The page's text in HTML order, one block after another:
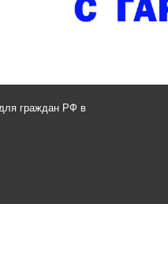
граждан РФ в